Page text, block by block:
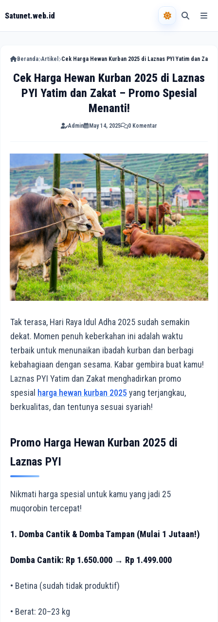
Satunet.web.id
Beranda Artikel Cek Harga Hewan Kurban 2025 di Laznas PYI Yatim dan
Cek Harga Hewan Kurban 2025 di Laznas
PYI Yatim dan Zakat – Promo Spesial
Menanti!
Admin May 14, 2025 0 Komentar
Tak terasa, Hari Raya Idul Adha 2025 sudah semakin
dekat. Momen penuh keberkahan ini adalah waktu
terbaik untuk menunaikan ibadah kurban dan berbagi
kebahagiaan dengan sesama. Kabar gembira buat kamu!
Laznas PYI Yatim dan Zakat menghadirkan promo
spesial harga hewan kurban 2025 yang terjangkau,
berkualitas, dan tentunya sesuai syariah!
Promo Harga Hewan Kurban 2025 di
Laznas PYI
Nikmati harga spesial untuk kamu yang jadi 25
muqorobin tercepat!
1. Domba Cantik & Domba Tampan (Mulai 1 Jutaan!)
Domba Cantik: Rp 1.650.000 → Rp 1.499.000
• Betina (sudah tidak produktif)
• Berat: 20–23 kg